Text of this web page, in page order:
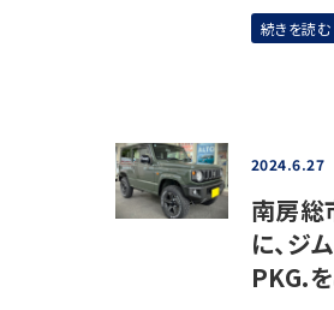
続きを読む
2024.6.27
南房総
に、ジ
PKG.